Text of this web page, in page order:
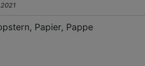
2021
Papier, Pappe